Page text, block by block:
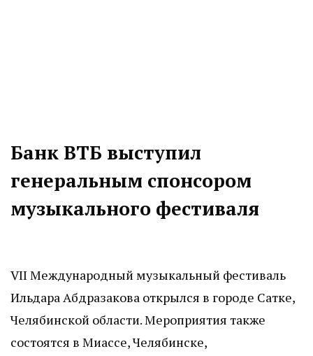
Банк ВТБ выступил
генеральным спонсором
музыкального фестиваля
VII Международный музыкальный фестиваль
Ильдара Абдразакова открылся в городе Сатке,
Челябинской области. Мероприятия также
состоятся в Миассе, Челябинске,